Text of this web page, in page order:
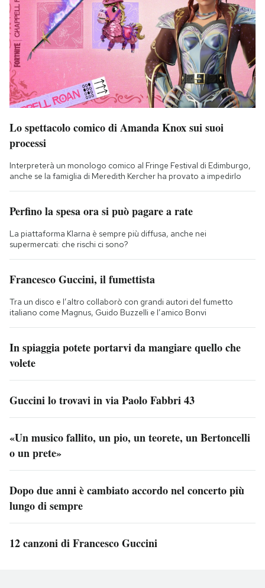
Lo spettacolo comico di Amanda Knox sui suoi
processi
Interpreterà un monologo comico al Fringe Festival di Edimburgo,
anche se la famiglia di Meredith Kercher ha provato a impedirlo
Perfino la spesa ora si può pagare a rate
La piattaforma Klarna è sempre più diffusa, anche nei
supermercati: che rischi ci sono?
Francesco Guccini, il fumettista
Tra un disco e l’altro collaborò con grandi autori del fumetto
italiano come Magnus, Guido Buzzelli e l’amico Bonvi
In spiaggia potete portarvi da mangiare quello che
volete
Guccini lo trovavi in via Paolo Fabbri 43
«Un musico fallito, un pio, un teorete, un Bertoncelli
o un prete»
Dopo due anni è cambiato accordo nel concerto più
lungo di sempre
12 canzoni di Francesco Guccini